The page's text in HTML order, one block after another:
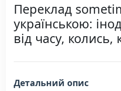
Переклад
українською:
від часу, колись,
Детальний опис